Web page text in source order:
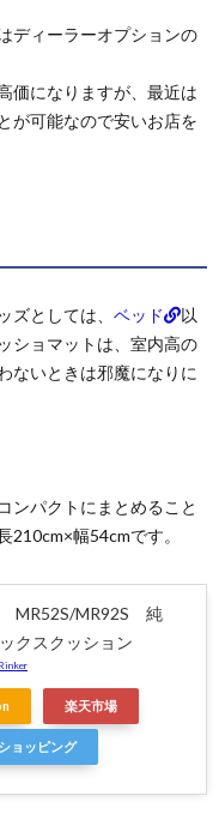
ディーラーオプションの
価になりますが、最近は
が可能なので安いお店を
ズとしては、 ベッド
以
ショマットは、室内高の
ないときは邪魔になりに
ンパクトにまとめること
幅54cmです。
MR52S/MR92S 純
クスクッション
Rinker
楽天市場
ョッピング